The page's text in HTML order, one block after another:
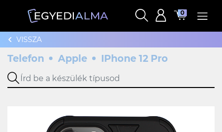
0
VISSZA
Telefon Apple IPhone 12 Pro